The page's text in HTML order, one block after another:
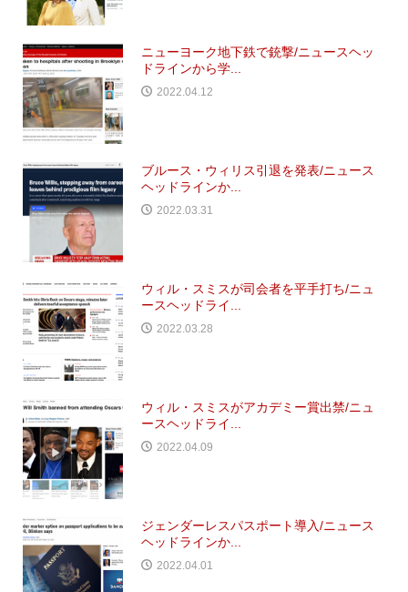
ニューヨーク地下鉄で銃撃/ニュースヘッ
ドラインから学...
2022.04.12
ブルース・ウィリス引退を発表/ニュース
ヘッドラインか...
2022.03.31
ウィル・スミスが司会者を平手打ち/ニュ
ースヘッドライ...
2022.03.28
ウィル・スミスがアカデミー賞出禁/ニュ
ースヘッドライ...
2022.04.09
ジェンダーレスパスポート導入/ニュース
ヘッドラインか...
2022.04.01